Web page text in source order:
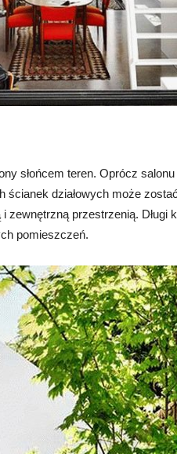
słońcem teren. Oprócz
ścianek działowych może
przestrzenią. Długi
pomieszczeń.